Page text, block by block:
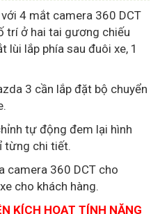
4 mắt camera 360 DCT
trí ở hai tai gương chiếu
lùi lắp phía sau đuôi xe, 1
3 cần lắp đặt bộ chuyển
tự động đem lại hình
từng chi tiết.
camera 360 DCT cho
cho khách hàng.
KÍCH HOẠT TÍNH NĂNG